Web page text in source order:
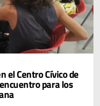
el Centro Cívico de
para los